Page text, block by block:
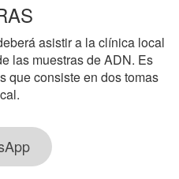
asistir a la clínica local
las muestras de ADN. Es
que consiste en dos tomas